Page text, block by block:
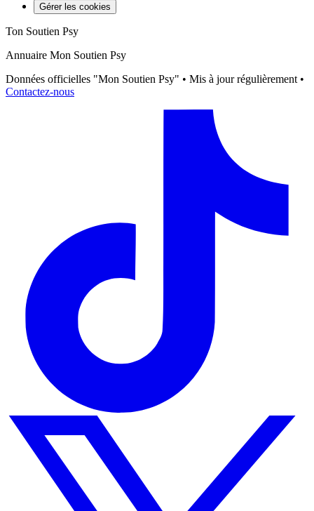
Gérer les cookies
Ton Soutien Psy
Annuaire Mon Soutien Psy
Données officielles "Mon Soutien Psy" • Mis à jour régulièrement •
Contactez-nous